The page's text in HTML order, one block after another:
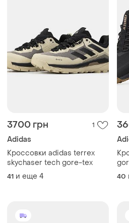
3700 грн 1
Adidas
Кроссовки adidas terrex
skychaser tech gore-tex
41 и еще 4 40